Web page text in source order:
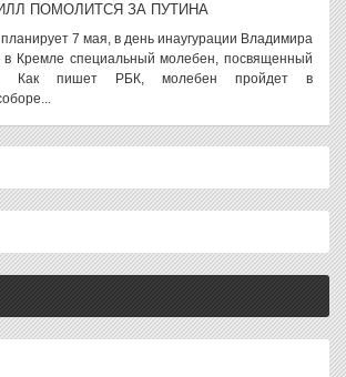
ПОМОЛИТСЯ ЗА ПУТИНА
7 мая, в день инаугурации Владимира
в Кремле специальный молебен, посвященный
Как пишет РБК, молебен пройдет в